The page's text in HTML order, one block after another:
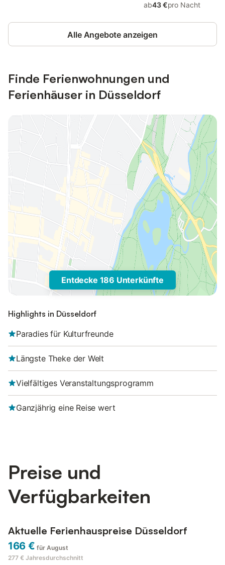
ab43 €pro Nacht
Alle Angebote anzeigen
Finde Ferienwohnungen und
Ferienhäuser in Düsseldorf
Entdecke 186 Unterkünfte
Highlights in Düsseldorf
Paradies für Kulturfreunde
Längste Theke der Welt
Vielfältiges Veranstaltungsprogramm
Ganzjährig eine Reise wert
Preise und
Verfügbarkeiten
Aktuelle Ferienhauspreise Düsseldorf
166 € für August
277 € Jahresdurchschnitt